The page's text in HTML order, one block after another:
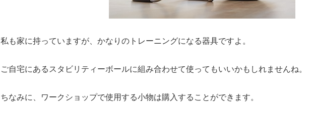
私も家に持っていますが、かなりのトレーニングになる器具ですよ。
ご自宅にあるスタビリティーボールに組み合わせて使ってもいいかもしれませんね。
ちなみに、ワークショップで使用する小物は購入することができます。